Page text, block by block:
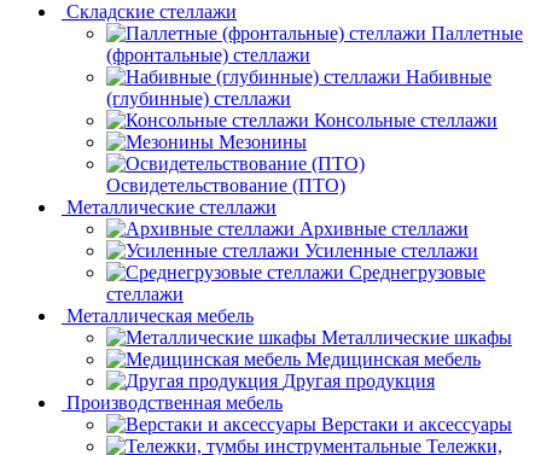
Складские стеллажи
Паллетные
(фронтальные) стеллажи
Набивные
(глубинные) стеллажи
Консольные стеллажи
Мезонины
Освидетельствование (ПТО)
Металлические стеллажи
Архивные стеллажи
Усиленные стеллажи
Среднегрузовые
стеллажи
Металлическая мебель
Металлические шкафы
Медицинская мебель
Другая продукция
Производственная мебель
Верстаки и аксессуары
Тележки,